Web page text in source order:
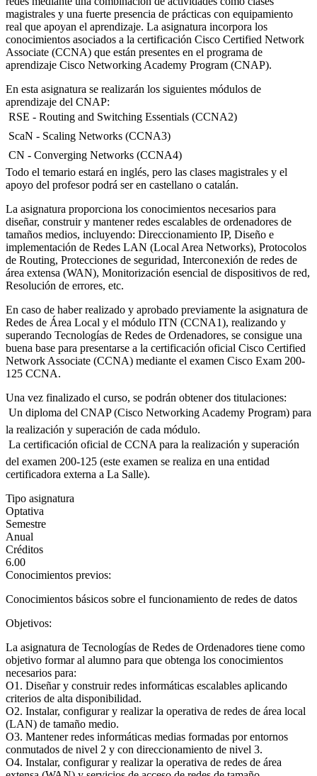
magistrales y una fuerte presencia de prácticas con equipamiento
real que apoyan el aprendizaje. La asignatura incorpora los
conocimientos asociados a la certificación Cisco Certified Network
Associate (CCNA) que están presentes en el programa de
aprendizaje Cisco Networking Academy Program (CNAP).
En esta asignatura se realizarán los siguientes módulos de
aprendizaje del CNAP:
 RSE - Routing and Switching Essentials (CCNA2)
 ScaN - Scaling Networks (CCNA3)
 CN - Converging Networks (CCNA4)
Todo el temario estará en inglés, pero las clases magistrales y el
apoyo del profesor podrá ser en castellano o catalán.
La asignatura proporciona los conocimientos necesarios para
diseñar, construir y mantener redes escalables de ordenadores de
tamaños medios, incluyendo: Direccionamiento IP, Diseño e
implementación de Redes LAN (Local Area Networks), Protocolos
de Routing, Protecciones de seguridad, Interconexión de redes de
área extensa (WAN), Monitorización esencial de dispositivos de red,
Resolución de errores, etc.
En caso de haber realizado y aprobado previamente la asignatura de
Redes de Área Local y el módulo ITN (CCNA1), realizando y
superando Tecnologías de Redes de Ordenadores, se consigue una
buena base para presentarse a la certificación oficial Cisco Certified
Network Associate (CCNA) mediante el examen Cisco Exam 200-
125 CCNA.
Una vez finalizado el curso, se podrán obtener dos titulaciones:
 Un diploma del CNAP (Cisco Networking Academy Program) para
la realización y superación de cada módulo.
 La certificación oficial de CCNA para la realización y superación
del examen 200-125 (este examen se realiza en una entidad
certificadora externa a La Salle).
Tipo asignatura
Optativa
Semestre
Anual
Créditos
6.00
Conocimientos previos:
Conocimientos básicos sobre el funcionamiento de redes de datos
Objetivos:
La asignatura de Tecnologías de Redes de Ordenadores tiene como
objetivo formar al alumno para que obtenga los conocimientos
necesarios para:
O1. Diseñar y construir redes informáticas escalables aplicando
criterios de alta disponibilidad.
O2. Instalar, configurar y realizar la operativa de redes de área local
(LAN) de tamaño medio.
O3. Mantener redes informáticas medias formadas por entornos
conmutados de nivel 2 y con direccionamiento de nivel 3.
O4. Instalar, configurar y realizar la operativa de redes de área